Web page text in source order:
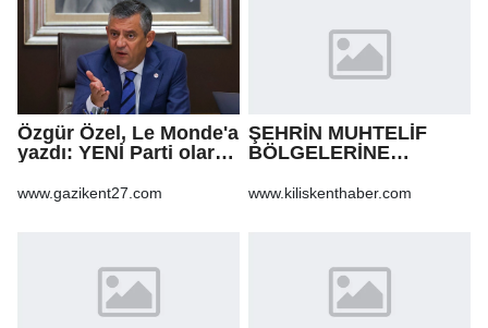
Özgür Özel, Le Monde'a
yazdı: YENİ Parti olarak
öneriyoruz
www.gazikent27.com
ŞEHRİN MUHTELİF
BÖLGELERİNE
VE BOZULAN
www.kiliskenthaber.com